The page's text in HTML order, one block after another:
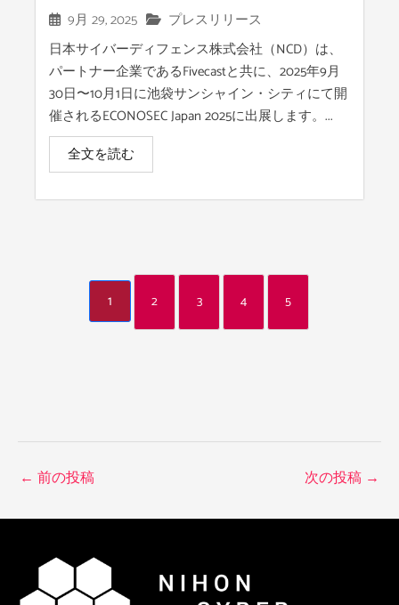
9月 29, 2025
プレスリリース
日本サイバーディフェンス株式会社（NCD）は、
パートナー企業であるFivecastと共に、2025年9月
30日〜10月1日に池袋サンシャイン・シティにて開
催されるECONOSEC Japan 2025に出展します。...
全文を読む
1 2 3 4 5
← 前の投稿 次の投稿 →